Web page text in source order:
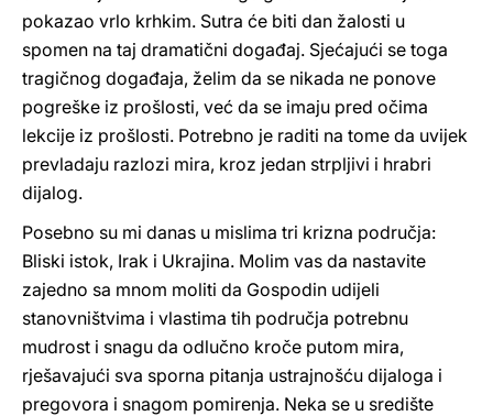
pokazao vrlo krhkim. Sutra će biti dan žalosti u
spomen na taj dramatični događaj. Sjećajući se toga
tragičnog događaja, želim da se nikada ne ponove
pogreške iz prošlosti, već da se imaju pred očima
lekcije iz prošlosti. Potrebno je raditi na tome da uvijek
prevladaju razlozi mira, kroz jedan strpljivi i hrabri
dijalog.
Posebno su mi danas u mislima tri krizna područja:
Bliski istok, Irak i Ukrajina. Molim vas da nastavite
zajedno sa mnom moliti da Gospodin udijeli
stanovništvima i vlastima tih područja potrebnu
mudrost i snagu da odlučno kroče putom mira,
rješavajući sva sporna pitanja ustrajnošću dijaloga i
pregovora i snagom pomirenja. Neka se u središte